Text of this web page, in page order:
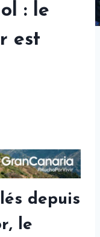
: le
est
depuis
le